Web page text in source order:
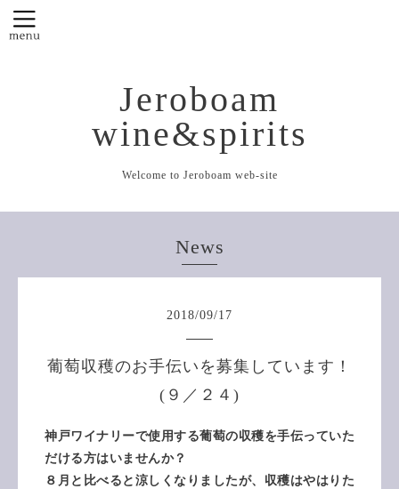
Jeroboam
wine&spirits
Welcome to Jeroboam web-site
News
2018/09/17
葡萄収穫のお手伝いを募集しています！
(９／２４)
神戸ワイナリーで使用する葡萄の収穫を手伝っていた
だける方はいませんか？
８月と比べると涼しくなりましたが、収穫はやはりた